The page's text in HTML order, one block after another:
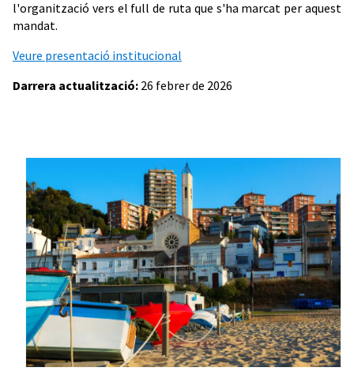
l'organització vers el full de ruta que s'ha marcat per aquest
mandat.
Veure presentació institucional
Darrera actualització: 26 febrer de 2026